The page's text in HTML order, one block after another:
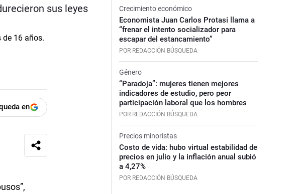
sus leyes
en
Crecimiento económico
Economista Juan Carlos Protasi llama a
“frenar el intento socializador para
escapar del estancamiento”
POR REDACCIÓN BÚSQUEDA
Género
“Paradoja”: mujeres tienen mejores
indicadores de estudio, pero peor
participación laboral que los hombres
POR REDACCIÓN BÚSQUEDA
Precios minoristas
Costo de vida: hubo virtual estabilidad de
precios en julio y la inflación anual subió
a 4,27%
POR REDACCIÓN BÚSQUEDA